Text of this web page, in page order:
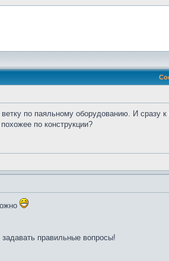
по паяльному оборудованию. И сразу
по конструкции?
правильные вопросы!